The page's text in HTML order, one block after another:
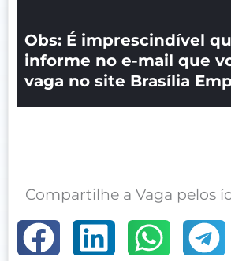
Obs: É imprescindível
informe no e-mail que
vaga no site Brasília
Compartilhe a Vaga pelos